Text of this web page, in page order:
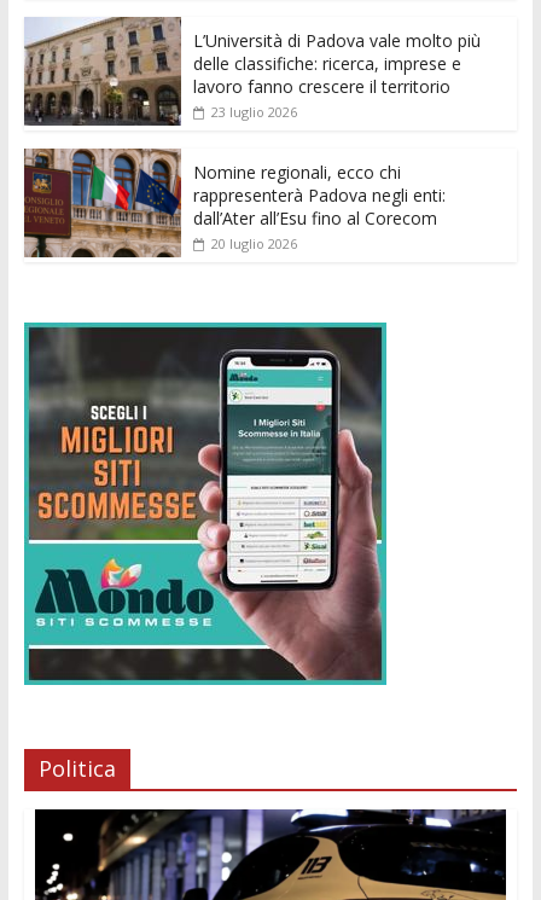
k p er
L’Università di Padova vale molto più
delle classifiche: ricerca, imprese e
lavoro fanno crescere il territorio
23 luglio 2026
Nomine regionali, ecco chi
rappresenterà Padova negli enti:
dall’Ater all’Esu fino al Corecom
20 luglio 2026
Politica